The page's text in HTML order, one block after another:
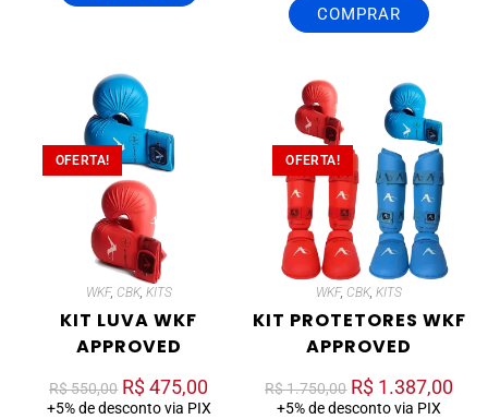
COMPRAR
OFERTA!
WKF, CBK, KITS
KIT LUVA WKF
APPROVED
R$550,00 R$475,00
+5% de desconto via PIX
OFERTA!
WKF, CBK,KITS
KIT PROTETORES WKF
APPROVED
R$1.750,00 R$ 1.387,00
+5% de desconto via PIX